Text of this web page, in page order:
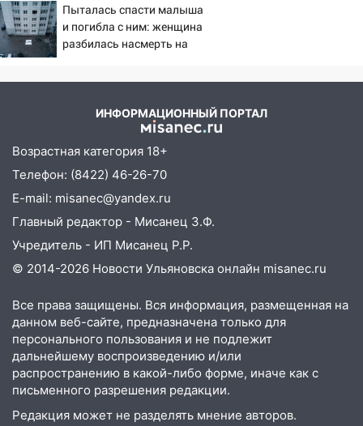
17:30
Где есть бензин в Ульяновске 5
августа после рабочего дня: список АЗС
17:05
Ульяновске задержали 19-летнюю
Едва не перерезал горло: в
Вешкайме посиделки с судимым
знакомым закончились для женщины
больницей
18-летняя девушка без прав
перевернулась на мопеде и попала в
больницу
15:59 Ульяновец отдал более 14
покровительство
15:32 На «кольце» кроссовер сбил 18-
летнего мопедиста
15:00 В Ульяновске после тройного ДТП
госпитализировали 25-летнего байкера
восемь человек
06/08/2026 – Новости
Пыталась спасти малыша
и погибла с ним: женщина
разбилась насмерть на
ИНФОРМАЦИОННЫЙ ПОРТАЛ
Возрастная категория 18+
Телефон: (8422) 46-26-70
E-mail: misanec@yandex.ru
Главный редактор - Мисанец З.Ф.
Учредитель - ИП Мисанец Р.Р.
© 2014-2026 Новости Ульяновска онлайн misanec.ru
Все права защищены. Вся информация, размещенная на
данном веб-сайте, предназначена только для
персонального пользования и не подлежит
дальнейшему воспроизведению и/или
распространению в какой-либо форме, иначе как с
письменного разрешения редакции.
Редакция может не разделять мнение авторов.